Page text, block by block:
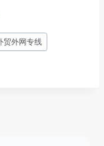
贸外网专线